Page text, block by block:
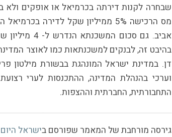
שבחרה לקנות דירתה בכרמיאל או אופקים ולא
אביב. גם
בהיבט זה, לבנקים למשכנתאות כמו לאוצר
דן. במדינת ישראל המונהגת בבשורת מילטון
וערכי בהנהלת המדינה, ההתכנסות לערי
התחבורתית, החברתית וההצפות.
גירסה מורחבת של המאמר שפורסם בישראל היום ב-